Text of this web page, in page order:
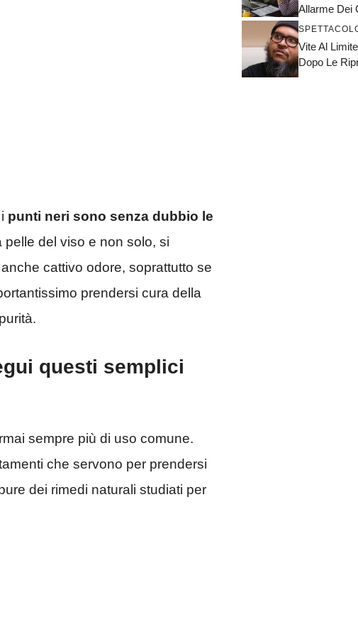
punti neri sono senza dubbio le
del viso e non solo, si
cattivo odore, soprattutto se
prendersi cura della
questi semplici
sempre più di uso comune.
che servono per prendersi
dei rimedi naturali studiati per
Allarme Dei
Vite Al
Dopo Le